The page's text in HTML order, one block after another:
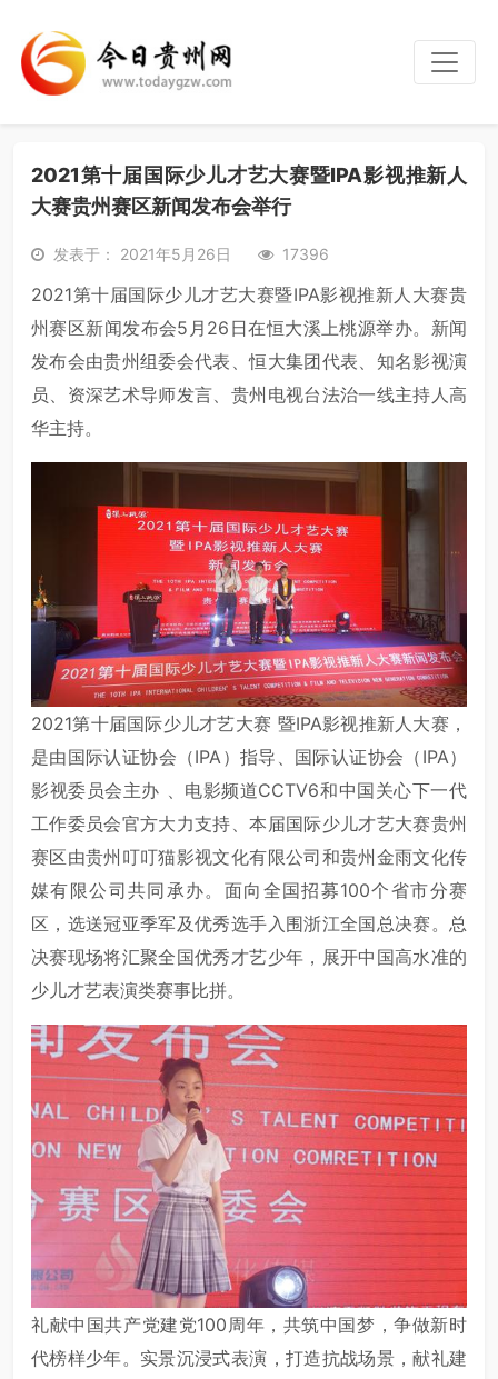
2021第十届国际少儿才艺大赛暨IPA影视推新人
大赛贵州赛区新闻发布会举行
发表于： 2021年5月26日 17396
2021第十届国际少儿才艺大赛暨IPA影视推新人大赛贵
州赛区新闻发布会5月26日在恒大溪上桃源举办。新闻
发布会由贵州组委会代表、恒大集团代表、知名影视演
员、资深艺术导师发言、贵州电视台法治一线主持人高
华主持。
2021第十届国际少儿才艺大赛 暨IPA影视推新人大赛，
是由国际认证协会（IPA）指导、国际认证协会（IPA）
影视委员会主办 、电影频道CCTV6和中国关心下一代
工作委员会官方大力支持、本届国际少儿才艺大赛贵州
赛区由贵州叮叮猫影视文化有限公司和贵州金雨文化传
媒有限公司共同承办。面向全国招募100个省市分赛
区，选送冠亚季军及优秀选手入围浙江全国总决赛。总
决赛现场将汇聚全国优秀才艺少年，展开中国高水准的
少儿才艺表演类赛事比拼。
礼献中国共产党建党100周年，共筑中国梦，争做新时
代榜样少年。实景沉浸式表演，打造抗战场景，献礼建